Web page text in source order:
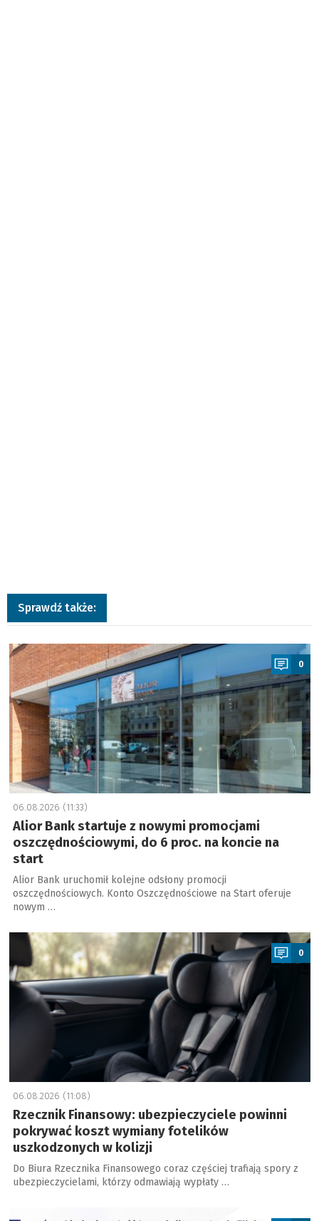
Sprawdź także:
a
0
06.08.2026 (11:33)
Alior Bank startuje z nowymi promocjami
oszczędnościowymi, do 6 proc. na koncie na
start
Alior Bank uruchomił kolejne odsłony promocji
oszczędnościowych. Konto Oszczędnościowe na Start oferuje
nowym …
a
0
06.08.2026 (11:08)
Rzecznik Finansowy: ubezpieczyciele powinni
pokrywać koszt wymiany fotelików
uszkodzonych w kolizji
Do Biura Rzecznika Finansowego coraz częściej trafiają spory z
ubezpieczycielami, którzy odmawiają wypłaty …